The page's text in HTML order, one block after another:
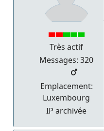
Très actif
Messages: 320
Emplacement:
Luxembourg
IP archivée